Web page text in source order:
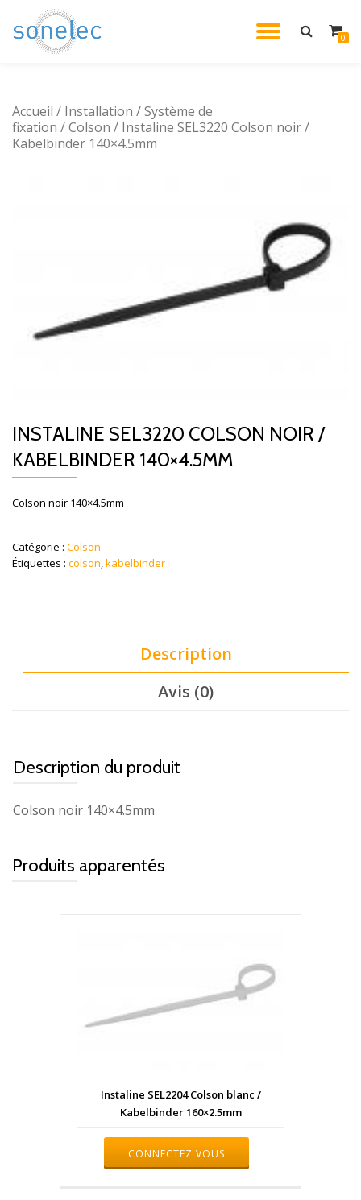
Aller
0
Accueil / Installation /Système de
fixation /Colson / Instaline SEL3220 Colson noir /
Kabelbinder 140×4.5mm
INSTALINE SEL3220 COLSON NOIR /
KABELBINDER 140×4.5MM
Colson noir 140×4.5mm
Catégorie : Colson
Étiquettes : colson,kabelbinder
Description
Avis (0)
Description du produit
Colson noir 140×4.5mm
Produits apparentés
Instaline SEL2204 Colson blanc /
Kabelbinder 160×2.5mm
CONNECTEZ VOUS